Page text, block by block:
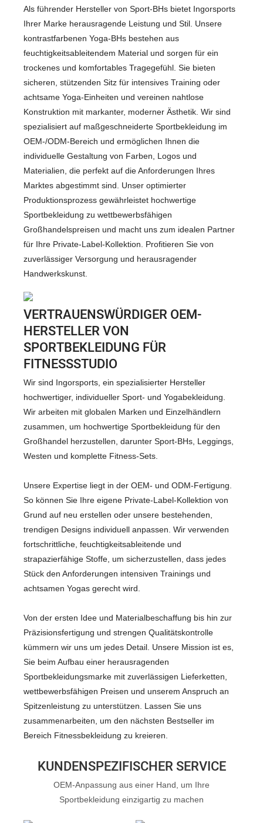
Als führender Hersteller von Sport-BHs bietet Ingorsports
Ihrer Marke herausragende Leistung und Stil. Unsere
kontrastfarbenen Yoga-BHs bestehen aus
feuchtigkeitsableitendem Material und sorgen für ein
trockenes und komfortables Tragegefühl. Sie bieten
sicheren, stützenden Sitz für intensives Training oder
achtsame Yoga-Einheiten und vereinen nahtlose
Konstruktion mit markanter, moderner Ästhetik. Wir sind
spezialisiert auf maßgeschneiderte Sportbekleidung im
OEM-/ODM-Bereich und ermöglichen Ihnen die
individuelle Gestaltung von Farben, Logos und
Materialien, die perfekt auf die Anforderungen Ihres
Marktes abgestimmt sind. Unser optimierter
Produktionsprozess gewährleistet hochwertige
Sportbekleidung zu wettbewerbsfähigen
Großhandelspreisen und macht uns zum idealen Partner
für Ihre Private-Label-Kollektion. Profitieren Sie von
zuverlässiger Versorgung und herausragender
Handwerkskunst.
VERTRAUENSWÜRDIGER OEM-
HERSTELLER VON
SPORTBEKLEIDUNG FÜR
FITNESSSTUDIO
Wir sind Ingorsports, ein spezialisierter Hersteller
hochwertiger, individueller Sport- und Yogabekleidung.
Wir arbeiten mit globalen Marken und Einzelhändlern
zusammen, um hochwertige Sportbekleidung für den
Großhandel herzustellen, darunter Sport-BHs, Leggings,
Westen und komplette Fitness-Sets.
Unsere Expertise liegt in der OEM- und ODM-Fertigung.
So können Sie Ihre eigene Private-Label-Kollektion von
Grund auf neu erstellen oder unsere bestehenden,
trendigen Designs individuell anpassen. Wir verwenden
fortschrittliche, feuchtigkeitsableitende und
strapazierfähige Stoffe, um sicherzustellen, dass jedes
Stück den Anforderungen intensiven Trainings und
achtsamen Yogas gerecht wird.
Von der ersten Idee und Materialbeschaffung bis hin zur
Präzisionsfertigung und strengen Qualitätskontrolle
kümmern wir uns um jedes Detail. Unsere Mission ist es,
Sie beim Aufbau einer herausragenden
Sportbekleidungsmarke mit zuverlässigen Lieferketten,
wettbewerbsfähigen Preisen und unserem Anspruch an
Spitzenleistung zu unterstützen. Lassen Sie uns
zusammenarbeiten, um den nächsten Bestseller im
Bereich Fitnessbekleidung zu kreieren.
KUNDENSPEZIFISCHER SERVICE
OEM-Anpassung aus einer Hand, um Ihre
Sportbekleidung einzigartig zu machen